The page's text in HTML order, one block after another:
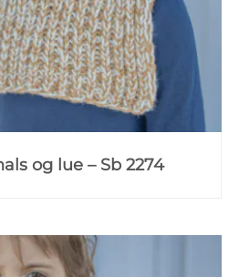
og lue – Sb 2274